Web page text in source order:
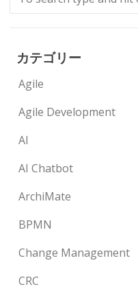
カテゴリー
Agile
Agile Development
AI
AI Chatbot
ArchiMate
BPMN
Change Management
CRC